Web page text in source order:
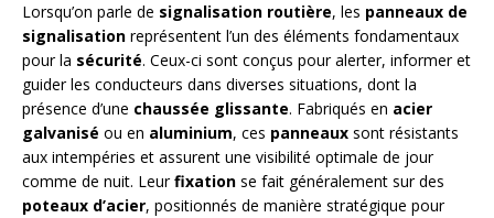
Lorsqu’on parle de signalisation routière, les panneaux de
signalisation représentent l’un des éléments fondamentaux
pour la sécurité. Ceux-ci sont conçus pour alerter, informer et
guider les conducteurs dans diverses situations, dont la
présence d’une chaussée glissante. Fabriqués en acier
galvanisé ou en aluminium, ces panneaux sont résistants
aux intempéries et assurent une visibilité optimale de jour
comme de nuit. Leurfixation se fait généralement sur des
poteaux d’acier, positionnés de manière stratégique pour